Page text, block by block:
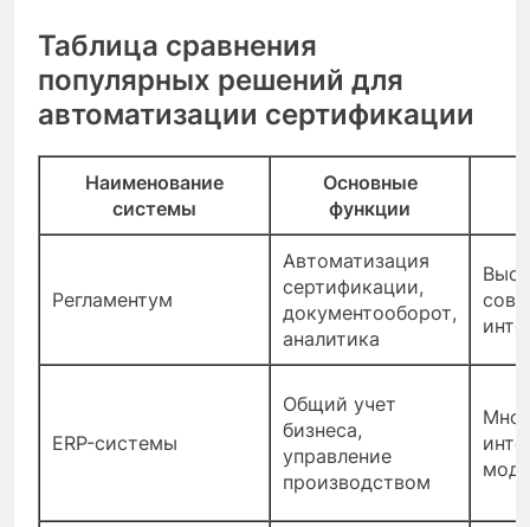
Таблица сравнения
популярных решений для
автоматизации сертификации
Наименование
системы
Основные
функции
Регламентум
Автоматизация
сертификации,
документооборот,
аналитика
ERP-системы
Общий учет
бизнеса,
управление
производством